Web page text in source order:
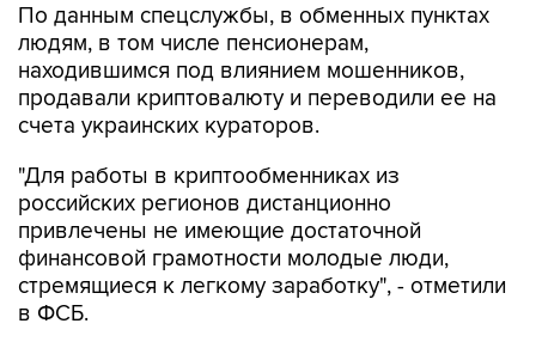
По данным спецслужбы, в обменных пунктах
людям, в том числе пенсионерам,
находившимся под влиянием мошенников,
продавали криптовалюту и переводили ее на
счета украинских кураторов.
"Для работы в криптообменниках из
российских регионов дистанционно
привлечены не имеющие достаточной
финансовой грамотности молодые люди,
стремящиеся к легкому заработку", - отметили
в ФСБ.